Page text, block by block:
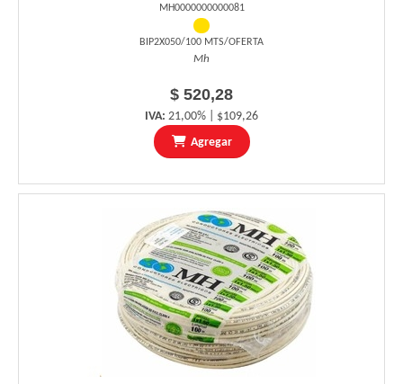
MH0000000000081
BIP2X050/100 MTS/OFERTA
Mh
$ 520,28
IVA: 21,00% | $109,26
Agregar